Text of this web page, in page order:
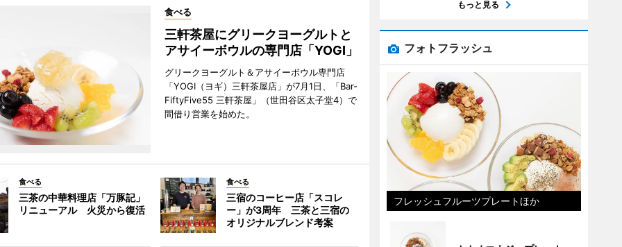
食べる
三軒茶屋にグリークヨーグルトと
アサイーボウルの専門店「YOGI」
グリークヨーグルト＆アサイーボウル専門店
「YOGI（ヨギ）三軒茶屋店」が7月1日、「Bar-
FiftyFive55 三軒茶屋」（世田谷区太子堂4）で
間借り営業を始めた。
食べる
三茶の中華料理店「万豚記」
リニューアル 火災から復活
食べる
三宿のコーヒー店「スコレ
ー」が3周年 三茶と三宿の
オリジナルブレンド考案
もっと見る
フォトフラッシュ
フレッシュフルーツプレートほか